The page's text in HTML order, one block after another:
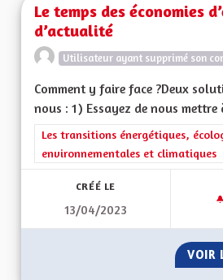
Le temps des économies
d’actualité
Utilisateur ayant supprimé son
Comment y faire face ?Deux
nous : 1) Essayez de nous
Filtrer les résultats de la
Les transitions énergétiques,
environnementales et climatiques
CRÉÉ LE
13/04/2023
VOIR